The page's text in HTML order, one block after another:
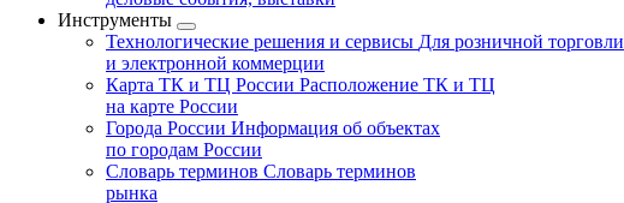
Инструменты
Технологические решения и сервисы Для розничной торговли
и электронной коммерции
Карта ТК и ТЦ России Расположение ТК и ТЦ
на карте России
Города России Информация об объектах
по городам России
Словарь терминов Словарь терминов
рынка